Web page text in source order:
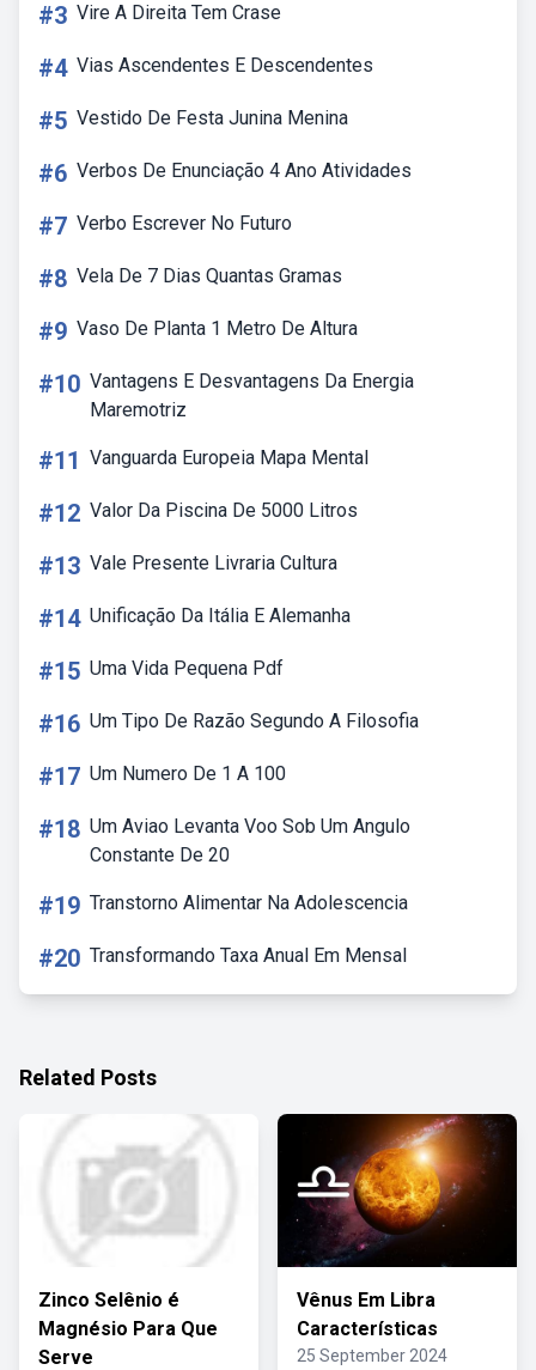
#3 Vire A Direita Tem Crase
#4 Vias Ascendentes E Descendentes
#5 Vestido De Festa Junina Menina
#6 Verbos De Enunciação 4 Ano Atividades
#7 Verbo Escrever No Futuro
#8 Vela De 7 Dias Quantas Gramas
#9 Vaso De Planta 1 Metro De Altura
#10 Vantagens E Desvantagens Da Energia
Maremotriz
#11 Vanguarda Europeia Mapa Mental
#12 Valor Da Piscina De 5000 Litros
#13 Vale Presente Livraria Cultura
#14 Unificação Da Itália E Alemanha
#15 Uma Vida Pequena Pdf
#16 Um Tipo De Razão Segundo A Filosofia
#17 Um Numero De 1 A 100
#18 Um Aviao Levanta Voo Sob Um Angulo
Constante De 20
#19 Transtorno Alimentar Na Adolescencia
#20 Transformando Taxa Anual Em Mensal
Related Posts
Zinco Selênio é
Magnésio Para Que
Serve
Vênus Em Libra
Características
25 September 2024